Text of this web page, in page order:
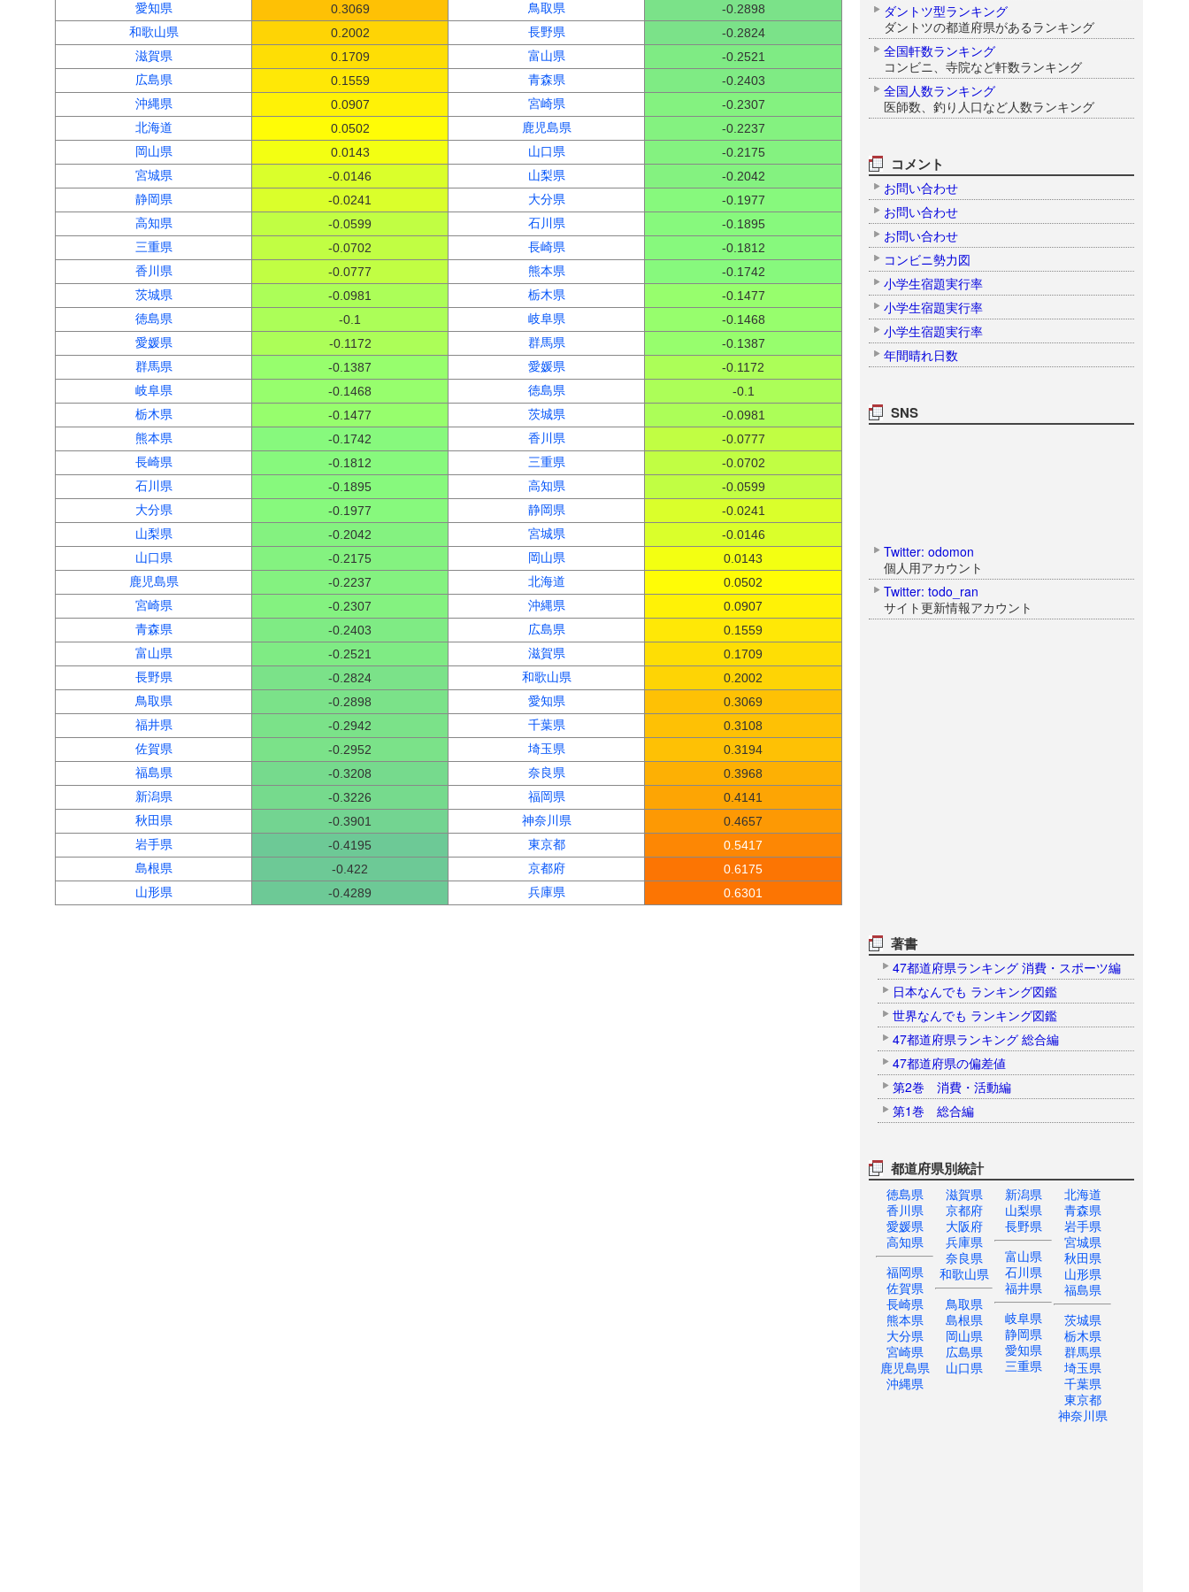
ダントツ型ランキング
ダントツの都道府県があるランキング
全国軒数ランキング
コンビニ、寺院など軒数ランキング
全国人数ランキング
医師数、釣り人口など人数ランキング
コメント
お問い合わせ
お問い合わせ
お問い合わせ
コンビニ勢力図
小学生宿題実行率
小学生宿題実行率
小学生宿題実行率
年間晴れ日数
SNS
Twitter: odomon
個人用アカウント
Twitter: todo_ran
サイト更新情報アカウント
著書
47都道府県ランキング 消費・スポーツ編
日本なんでも ランキング図鑑
世界なんでも ランキング図鑑
47都道府県ランキング 総合編
47都道府県の偏差値
第2巻 消費・活動編
第1巻 総合編
都道府県別統計
徳島県
香川県
愛媛県
高知県
福岡県
佐賀県
長崎県
熊本県
大分県
宮崎県
鹿児島県
沖縄県
滋賀県
京都府
大阪府
兵庫県
奈良県
和歌山県
鳥取県
島根県
岡山県
広島県
山口県
新潟県
山梨県
長野県
富山県
石川県
福井県
岐阜県
静岡県
愛知県
三重県
北海道
青森県
岩手県
宮城県
秋田県
山形県
福島県
茨城県
栃木県
群馬県
埼玉県
千葉県
東京都
神奈川県
愛知県
0.3069 鳥取県
-0.2898
和歌山県
0.2002 長野県
-0.2824
滋賀県
0.1709 富山県
-0.2521
広島県
0.1559 青森県
-0.2403
沖縄県
0.0907 宮崎県
-0.2307
北海道
0.0502 鹿児島県
-0.2237
岡山県
0.0143 山口県
-0.2175
宮城県
-0.0146 山梨県
-0.2042
静岡県
-0.0241 大分県
-0.1977
高知県
-0.0599 石川県
-0.1895
三重県
-0.0702 長崎県
-0.1812
香川県
-0.0777 熊本県
-0.1742
茨城県
-0.0981 栃木県
-0.1477
徳島県
-0.1 岐阜県
-0.1468
愛媛県
-0.1172 群馬県
-0.1387
群馬県
-0.1387 愛媛県
-0.1172
岐阜県
-0.1468 徳島県
-0.1
栃木県
-0.1477 茨城県
-0.0981
熊本県
-0.1742 香川県
-0.0777
長崎県
-0.1812 三重県
-0.0702
石川県
-0.1895 高知県
-0.0599
大分県
-0.1977 静岡県
-0.0241
山梨県
-0.2042 宮城県
-0.0146
山口県
-0.2175 岡山県
0.0143
鹿児島県
-0.2237 北海道
0.0502
宮崎県
-0.2307 沖縄県
0.0907
青森県
-0.2403 広島県
0.1559
富山県
-0.2521 滋賀県
0.1709
長野県
-0.2824 和歌山県
0.2002
鳥取県
-0.2898 愛知県
0.3069
福井県
-0.2942 千葉県
0.3108
佐賀県
-0.2952 埼玉県
0.3194
福島県
-0.3208 奈良県
0.3968
新潟県
-0.3226 福岡県
0.4141
秋田県
-0.3901 神奈川県
0.4657
岩手県
-0.4195 東京都
0.5417
島根県
-0.422 京都府
0.6175
山形県
-0.4289 兵庫県 0.6301